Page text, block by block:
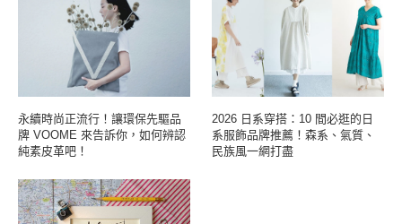
永續時尚正流行！讓環保先驅品
牌 VOOME 來告訴你，如何辨認
純素皮革吧！
2026 日系穿搭：10 間必逛的日
系服飾品牌推薦！森系、氣質、
民族風一網打盡